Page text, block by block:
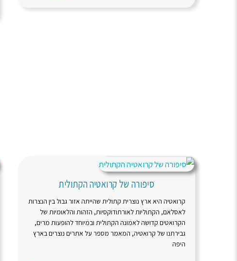
סיפורה של קרואטיה הקתולית
קרואטיה היא ארץ נוצרית קתולית שהייתה אזור גבול בין הנצרות
לאסלאם, הקתוליות לאורתודוקסיות, הזהות והלאומיות של
הקרואטים קדושה לאמונה הקתולית ובמיוחד להופעות מרים,
גבירתנו של קרואטיה, המאמר מספר על אתרים נוצרים בארץ
היפה